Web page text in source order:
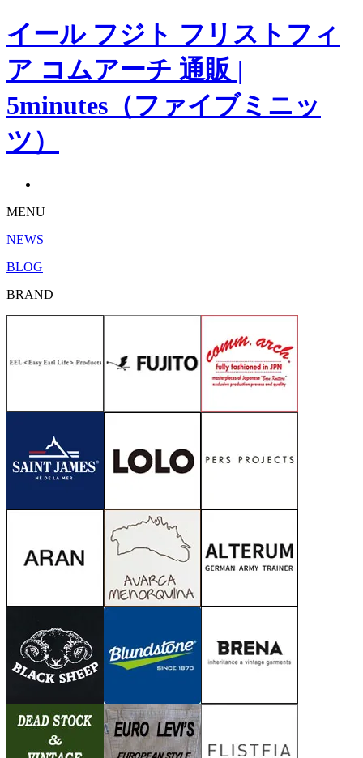
イール フジト フリストフィ
ア コムアーチ 通販 |
5minutes（ファイブミニッ
ツ）
MENU
NEWS
BLOG
BRAND